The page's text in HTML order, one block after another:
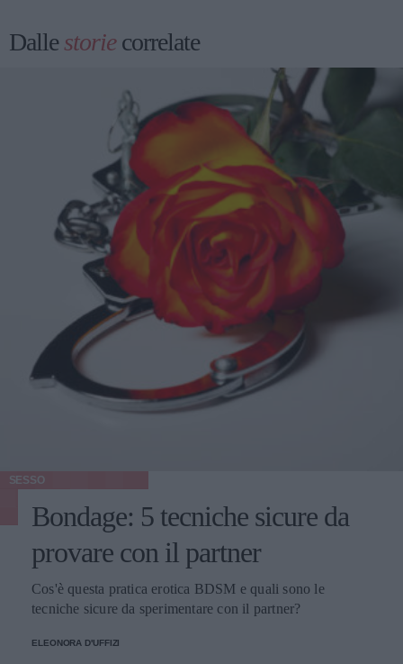
Dallestoriecorrelate
SESSO
Bondage: 5 tecniche sicure da
provare con il partner
Cos'è questa pratica erotica BDSM e quali sono le
tecniche sicure da sperimentare con il partner?
ELEONORA D'UFFIZI